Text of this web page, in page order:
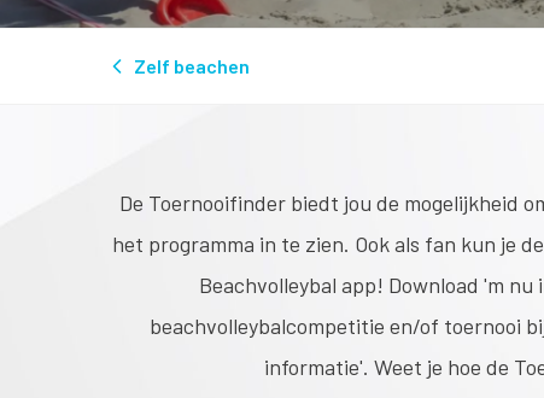
Zelf beachen
De Toernooifinder biedt jou de mogelijkheid
het programma in te zien. Ook als fan kun je
Beachvolleybal app! Download 'm
beachvolleybalcompetitie en/of toernooi
informatie'. Weet je hoe de